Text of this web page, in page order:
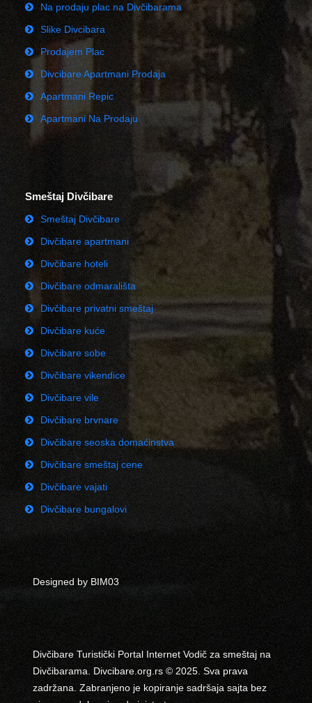
Na prodaju plac na Divčibarama
Slike Divcibara
Prodajem Plac
Divcibare Apartmani Prodaja
Apartmani Repic
Apartmani Na Prodaju
Smeštaj Divčibare
Smeštaj Divčibare
Divčibare apartmani
Divčibare hoteli
Divčibare odmarališta
Divčibare privatni smeštaj
Divčibare kuće
Divčibare sobe
Divčibare vikendice
Divčibare vile
Divčibare brvnare
Divčibare seoska domaćinstva
Divčibare smeštaj cene
Divčibare vajati
Divčibare bungalovi
Designed by BIM03
Divčibare Turistički Portal Internet Vodič za smeštaj na
Divčibarama. Divcibare.org.rs © 2025. Sva prava
zadržana. Zabranjeno je kopiranje sadršaja sajta bez